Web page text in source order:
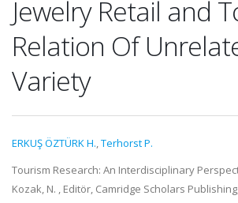
Jewelry Retail and
Relation Of
Variety
ERKUŞ ÖZTÜRK H.,Terhorst P.
Tourism Research: An Interdisciplinary
Kozak, N. , Editör, Camridge Scholars